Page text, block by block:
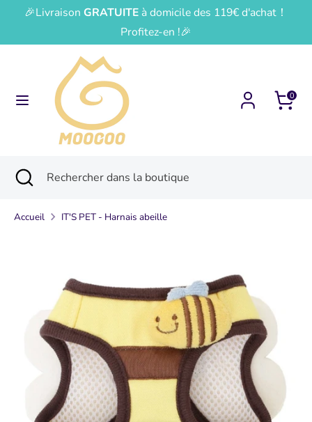
Passer
contenu
🎉Livraison GRATUITE à domicile des 119€ d'achat！
Profitez-en !🎉
0
Français
RechercheRechercher
dans
boutique
RechercheRechercher
la
Fermer
recherche
Accueil IT'S PET - Harnais abeille